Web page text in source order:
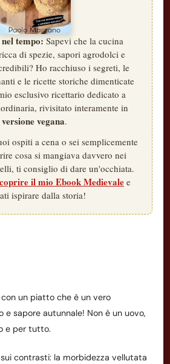
tempo: Sapevi che la cucina
di spezie, sapori agrodolci e
Ho racchiuso i segreti, le
e le ricette storiche dimenticate
esclusivo ricettario dedicato a
rivisitato interamente in
versione vegana.
ospiti a cena o sei semplicemente
cosa si mangiava davvero nei
ti consiglio di dare un'occhiata.
il mio Ebook Medievale e
ispirare dalla storia!
un piatto che è un vero
e sapore autunnale! Non è un uovo,
e per tutto.
contrasti: la morbidezza vellutata